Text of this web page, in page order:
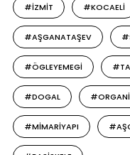
#IZMIT #KOCAELI
#AŞGANATAŞEV
#ÖGLEYEMEGI
#DOGAL
#MIMARIYAPI